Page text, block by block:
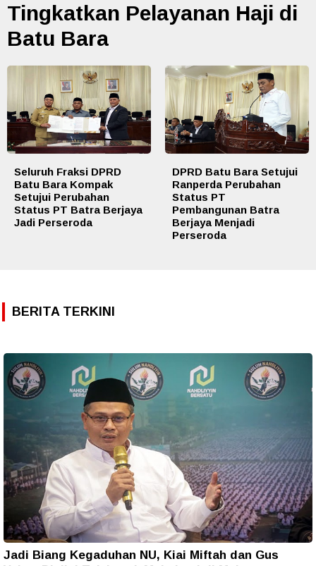
Tingkatkan Pelayanan Haji di
Batu Bara
Seluruh Fraksi DPRD
Batu Bara Kompak
Setujui Perubahan
Status PT Batra Berjaya
Jadi Perseroda
DPRD Batu Bara Setujui
Ranperda Perubahan
Status PT
Pembangunan Batra
Berjaya Menjadi
Perseroda
BERITA TERKINI
Jadi Biang Kegaduhan NU, Kiai Miftah dan Gus